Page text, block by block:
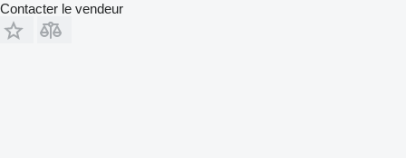
Contacter le vendeur